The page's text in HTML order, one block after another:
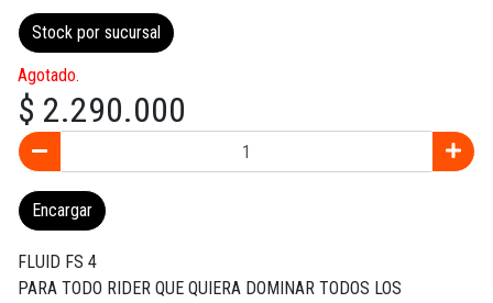
Stock por sucursal
Agotado.
$ 2.290.000
Encargar
FLUID FS 4
PARA TODO RIDER QUE QUIERA DOMINAR TODOS LOS